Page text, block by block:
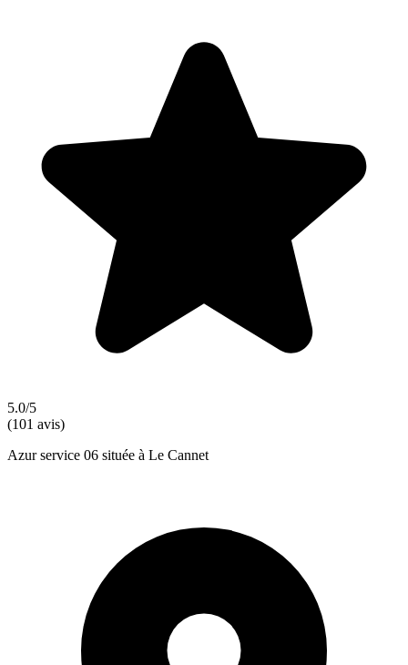
5.0/5
(101 avis)
Azur service 06 située à Le Cannet